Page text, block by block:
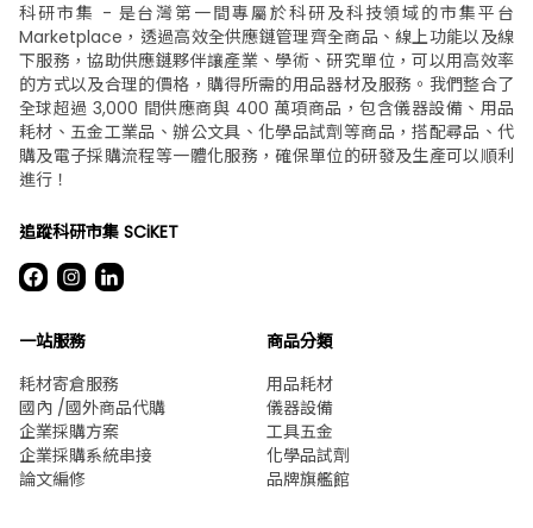
科研市集 - 是台灣第一間專屬於科研及科技領域的市集平台
Marketplace，透過高效全供應鏈管理齊全商品、線上功能以及線
下服務，協助供應鏈夥伴讓產業、學術、研究單位，可以用高效率
的方式以及合理的價格，購得所需的用品器材及服務。我們整合了
全球超過 3,000 間供應商與 400 萬項商品，包含儀器設備、用品
耗材、五金工業品、辦公文具、化學品試劑等商品，搭配尋品、代
購及電子採購流程等一體化服務，確保單位的研發及生產可以順利
進行！
追蹤科研市集 SCiKET
一站服務
耗材寄倉服務
國內 /國外商品代購
企業採購方案
企業採購系統串接
論文編修
商品分類
用品耗材
儀器設備
工具五金
化學品試劑
品牌旗艦館